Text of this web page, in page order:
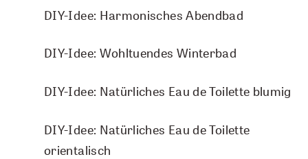
DIY-Idee: Harmonisches Abendbad
DIY-Idee: Wohltuendes Winterbad
DIY-Idee: Natürliches Eau de Toilette blumig
DIY-Idee: Natürliches Eau de Toilette
orientalisch